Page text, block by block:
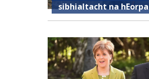
sibhialtacht na hEorpa